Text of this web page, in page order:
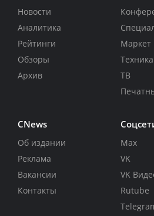
Новости
Аналитика
Рейтинги
Обзоры
Архив
Маркет
Техника
ТВ
CNews
Об издании
Реклама
Вакансии
Контакты
Max
VK
VK
Rutube